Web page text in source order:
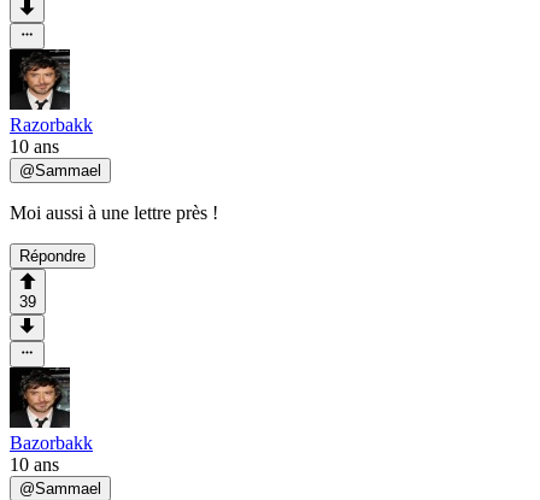
Razorbakk
10 ans
@Sammael
Moi aussi à une lettre près !
Répondre
39
Bazorbakk
10 ans
@Sammael